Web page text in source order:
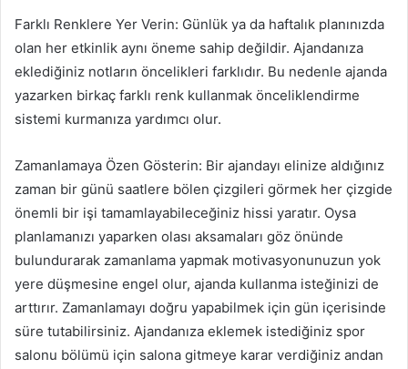
Farklı Renklere Yer Verin: Günlük ya da haftalık planınızda
olan her etkinlik aynı öneme sahip değildir. Ajandanıza
eklediğiniz notların öncelikleri farklıdır. Bu nedenle ajanda
yazarken birkaç farklı renk kullanmak önceliklendirme
sistemi kurmanıza yardımcı olur.
Zamanlamaya Özen Gösterin: Bir ajandayı elinize aldığınız
zaman bir günü saatlere bölen çizgileri görmek her çizgide
önemli bir işi tamamlayabileceğiniz hissi yaratır. Oysa
planlamanızı yaparken olası aksamaları göz önünde
bulundurarak zamanlama yapmak motivasyonunuzun yok
yere düşmesine engel olur, ajanda kullanma isteğinizi de
arttırır. Zamanlamayı doğru yapabilmek için gün içerisinde
süre tutabilirsiniz. Ajandanıza eklemek istediğiniz spor
salonu bölümü için salona gitmeye karar verdiğiniz andan